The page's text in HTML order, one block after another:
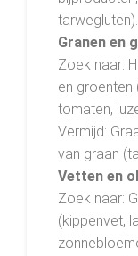
tarwegluten).
Granen en
Zoek naar:
en groenten
tomaten,
Vermijd:
van graan
Vetten en
Zoek naar:
(kippenvet,